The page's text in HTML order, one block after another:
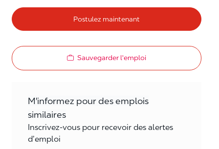
Postulez maintenant
Sauvegarder l'emploi
M'informez pour des emplois
similaires
Inscrivez-vous pour recevoir des alertes
d’emploi